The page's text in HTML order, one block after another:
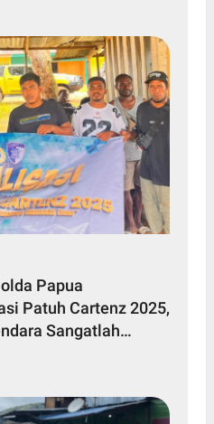
Papua
Patuh Cartenz 2025,
Sangatlah